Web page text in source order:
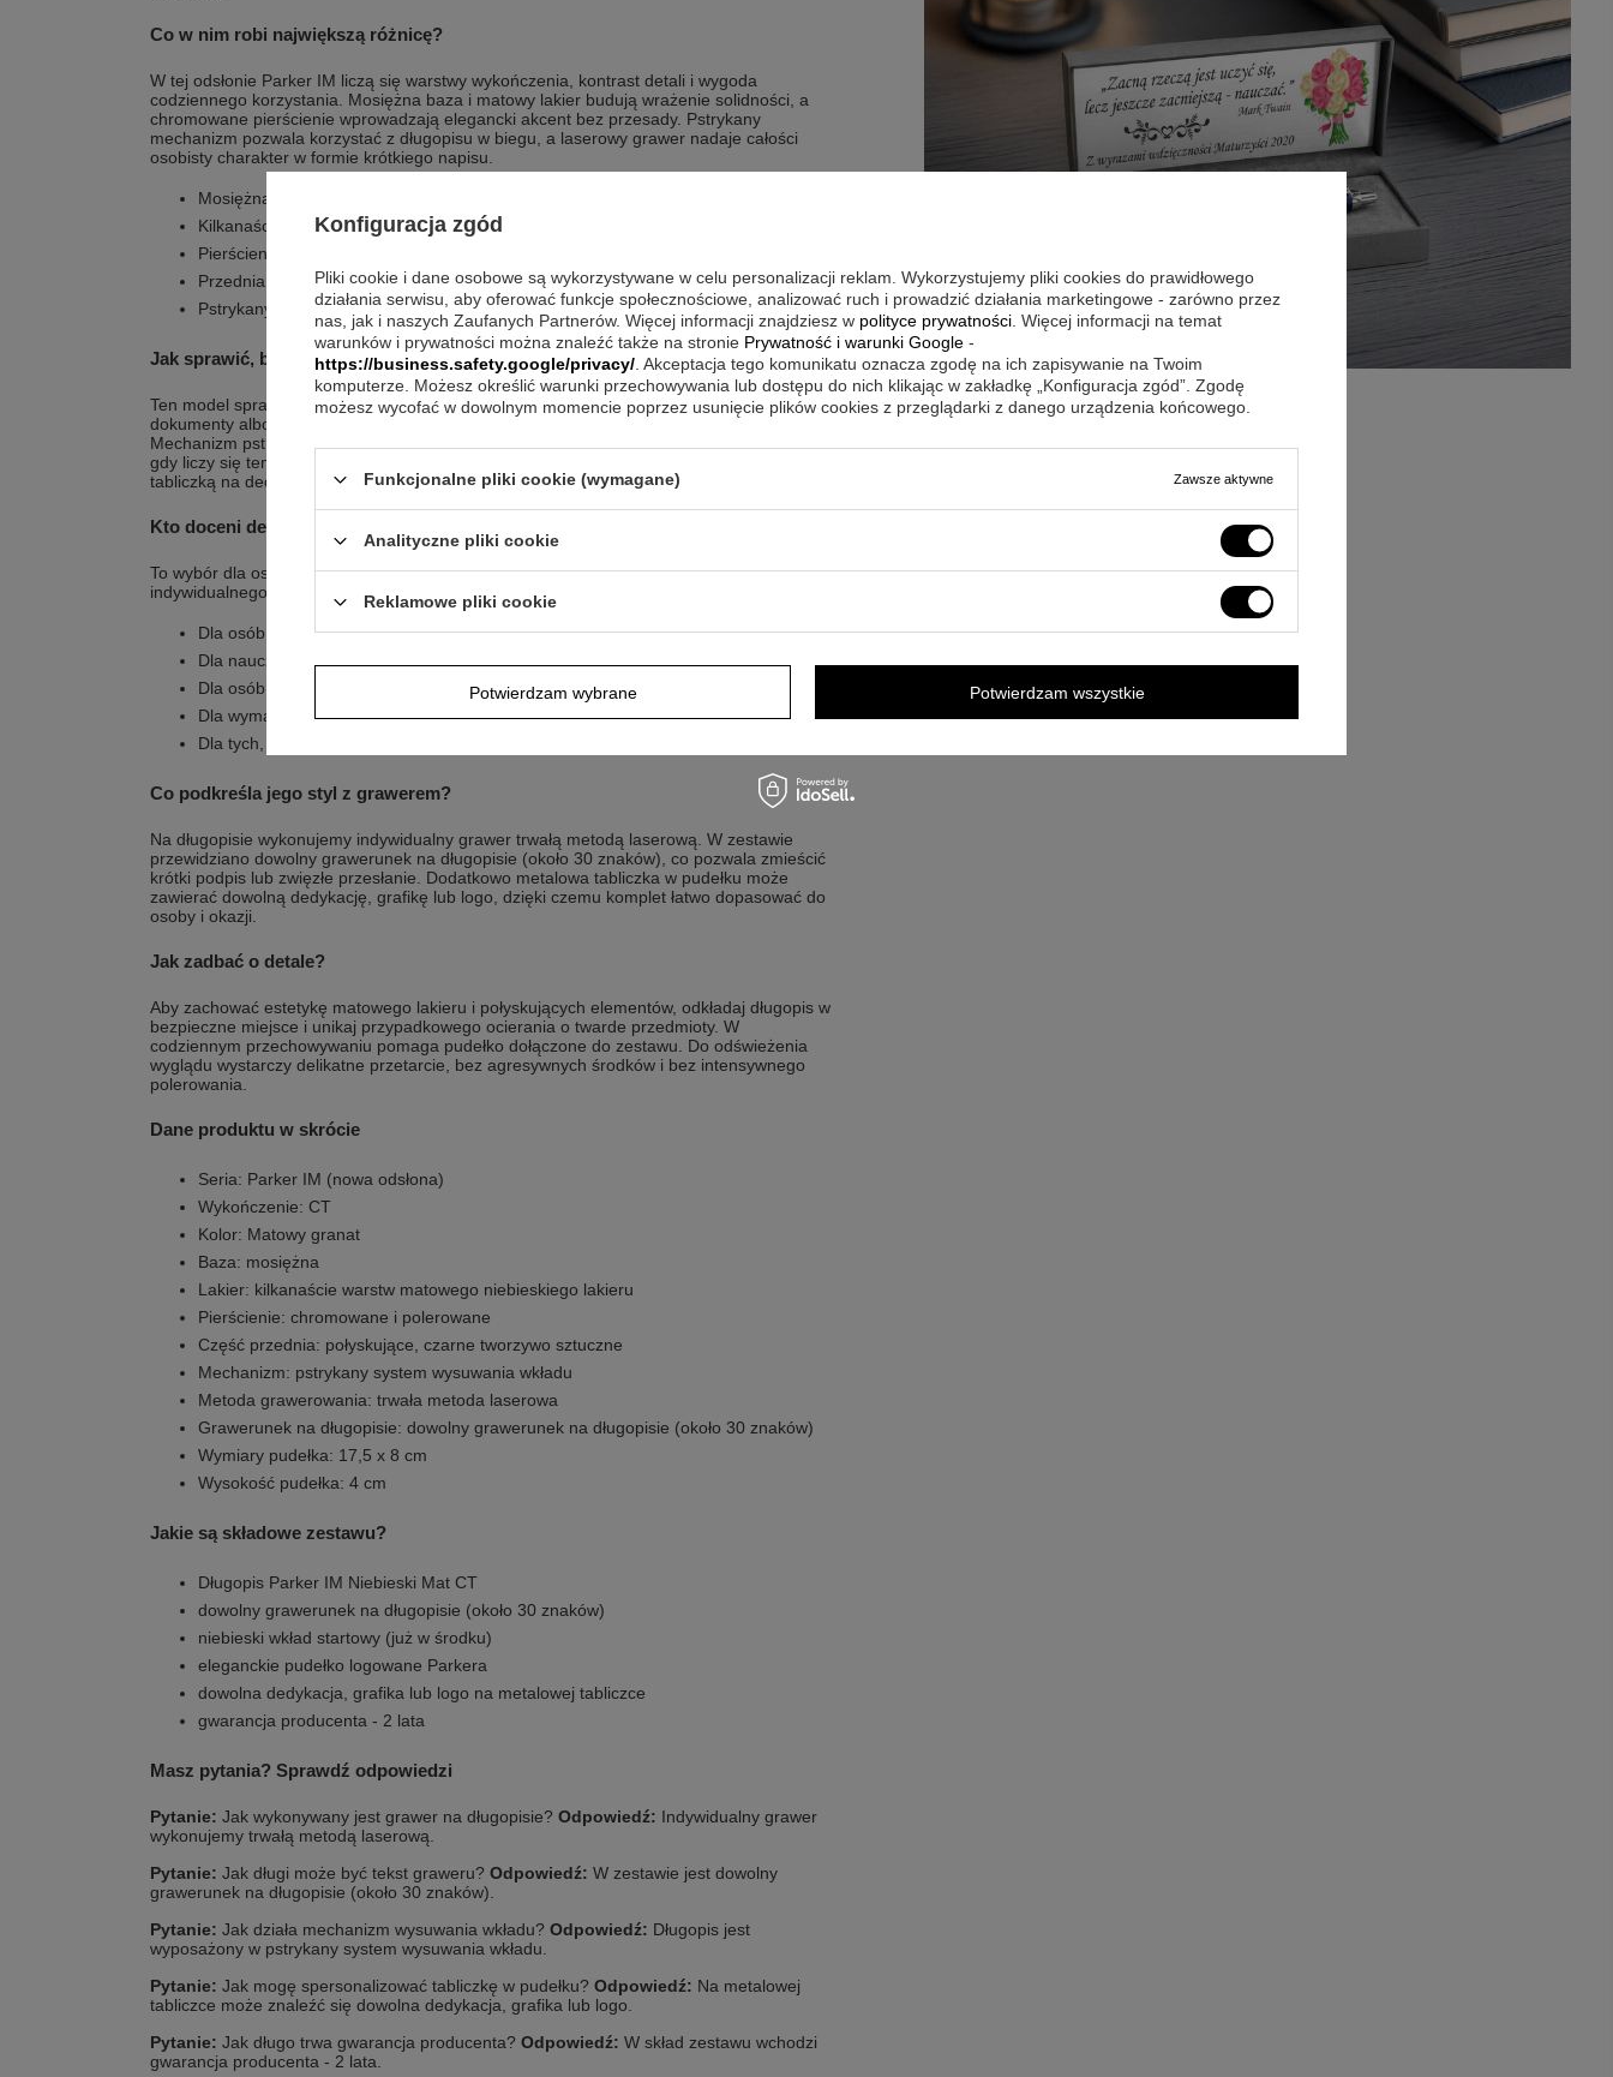
Co w nim robi największą różnicę?
W tej odsłonie Parker IM liczą się warstwy wykończenia, kontrast detali i wygoda
codziennego korzystania. Mosiężna baza i matowy lakier budują wrażenie solidności, a
chromowane pierścienie wprowadzają elegancki akcent bez przesady. Pstrykany
mechanizm pozwala korzystać z długopisu w biegu, a laserowy grawer nadaje całości
osobisty charakter w formie krótkiego napisu.
Mosiężna baza stanowi fundament konstrukcji.
Kilkanaście warstw matowego niebieskiego lakieru tworzy wykończenie korpusu.
Pierścienie są chromowane i polerowane.
Przednia część jest z połyskującego, czarnego tworzywa sztucznego.
Pstrykany system wysuwania wkładu ułatwia szybkie notowanie.
Jak sprawić, by dobrze służył na co dzień?
Ten model sprawdzi się w sytuacjach, w których często robisz notatki, podpisujesz
dokumenty albo chcesz mieć przy sobie przybór piśmienny o dopracowanym wyglądzie.
Mechanizm pstrykany pozwala korzystać z niego wygodnie podczas rozmów i spotkań,
gdy liczy się tempo. Gdy długopis ma być wręczony, oprawę ułatwia pudełko Prestige z
tabliczką na dedykację, dlatego komplet dobrze pasuje do okazji szkolnych i firmowych.
Kto doceni detale i przekaz?
To wybór dla osób, które cenią nowoczesny wygląd i możliwość nadania przedmiotowi
indywidualnego znaczenia.
Dla osób prowadzących firmę, które potrzebują gadżetu z logiem.
Dla nauczyciela jako prezent z okazji zakończenia roku szkolnego.
Dla osób, które lubią dopracowany styl w codziennej pracy.
Dla wymagających użytkowników, którzy oczekują najwyższej klasy działania.
Dla tych, którzy chcą dodać osobisty akcent krótkim napisem.
Co podkreśla jego styl z grawerem?
Na długopisie wykonujemy indywidualny grawer trwałą metodą laserową. W zestawie
przewidziano dowolny grawerunek na długopisie (około 30 znaków), co pozwala zmieścić
krótki podpis lub zwięzłe przesłanie. Dodatkowo metalowa tabliczka w pudełku może
zawierać dowolną dedykację, grafikę lub logo, dzięki czemu komplet łatwo dopasować do
osoby i okazji.
Jak zadbać o detale?
Aby zachować estetykę matowego lakieru i połyskujących elementów, odkładaj długopis w
bezpieczne miejsce i unikaj przypadkowego ocierania o twarde przedmioty. W
codziennym przechowywaniu pomaga pudełko dołączone do zestawu. Do odświeżenia
wyglądu wystarczy delikatne przetarcie, bez agresywnych środków i bez intensywnego
polerowania.
Dane produktu w skrócie
Seria: Parker IM (nowa odsłona)
Wykończenie: CT
Kolor: Matowy granat
Baza: mosiężna
Lakier: kilkanaście warstw matowego niebieskiego lakieru
Pierścienie: chromowane i polerowane
Część przednia: połyskujące, czarne tworzywo sztuczne
Mechanizm: pstrykany system wysuwania wkładu
Metoda grawerowania: trwała metoda laserowa
Grawerunek na długopisie: dowolny grawerunek na długopisie (około 30 znaków)
Wymiary pudełka: 17,5 x 8 cm
Wysokość pudełka: 4 cm
Jakie są składowe zestawu?
Długopis Parker IM Niebieski Mat CT
dowolny grawerunek na długopisie (około 30 znaków)
niebieski wkład startowy (już w środku)
eleganckie pudełko logowane Parkera
dowolna dedykacja, grafika lub logo na metalowej tabliczce
gwarancja producenta - 2 lata
Masz pytania? Sprawdź odpowiedzi
Pytanie: Jak wykonywany jest grawer na długopisie? Odpowiedź: Indywidualny grawer
wykonujemy trwałą metodą laserową.
Pytanie: Jak długi może być tekst graweru? Odpowiedź: W zestawie jest dowolny
grawerunek na długopisie (około 30 znaków).
Pytanie: Jak działa mechanizm wysuwania wkładu? Odpowiedź: Długopis jest
wyposażony w pstrykany system wysuwania wkładu.
Pytanie: Jak mogę spersonalizować tabliczkę w pudełku? Odpowiedź: Na metalowej
tabliczce może znaleźć się dowolna dedykacja, grafika lub logo.
Pytanie: Jak długo trwa gwarancja producenta? Odpowiedź: W skład zestawu wchodzi
gwarancja producenta - 2 lata.
Konfiguracja zgód
Pliki cookie i dane osobowe są wykorzystywane w celu personalizacji reklam. Wykorzystujemy pliki cookies do prawidłowego
działania serwisu, aby oferować funkcje społecznościowe, analizować ruch i prowadzić działania marketingowe - zarówno przez
nas, jak i naszych Zaufanych Partnerów. Więcej informacji znajdziesz w polityce prywatności . Więcej informacji na temat
warunków i prywatności można znaleźć także na stronie Prywatność i warunki Google -
https://business.safety.google/privacy/ . Akceptacja tego komunikatu oznacza zgodę na ich zapisywanie na Twoim
komputerze. Możesz określić warunki przechowywania lub dostępu do nich klikając w zakładkę „Konfiguracja zgód”. Zgodę
możesz wycofać w dowolnym momencie poprzez usunięcie plików cookies z przeglądarki z danego urządzenia końcowego.
Funkcjonalne pliki cookie (wymagane) Zawsze aktywne
Analityczne pliki cookie
Reklamowe pliki cookie
Potwierdzam wybrane Potwierdzam wszystkie